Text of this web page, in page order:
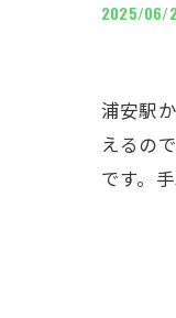
2025/06/
浦安駅
えるの
です。